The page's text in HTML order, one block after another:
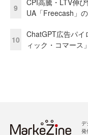
9
CPI高騰・LTV伸
UA「Freecash」
10
ChatGPT広告パ
ィック・コマース
デ
発